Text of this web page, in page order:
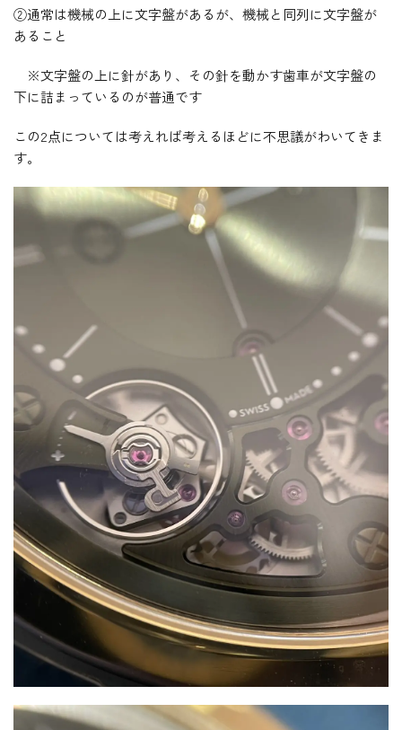
②通常は機械の上に文字盤があるが、機械と同列に文字盤が
あること
※文字盤の上に針があり、その針を動かす歯車が文字盤の
下に詰まっているのが普通です
この2点については考えれば考えるほどに不思議がわいてきま
す。